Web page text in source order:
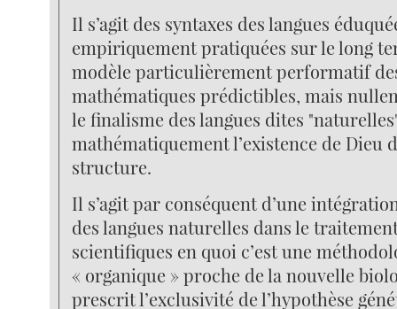
Il s’agit des syntaxes des langues
empiriquement pratiquées sur le long
modèle particulièrement performatif
mathématiques prédictibles, mais
le finalisme des langues dites
mathématiquement l’existence de Dieu
structure.
Il s’agit par conséquent d’une
des langues naturelles dans le
scientifiques en quoi c’est une
« organique » proche de la nouvelle
prescrit l’exclusivité de l’hypothèse